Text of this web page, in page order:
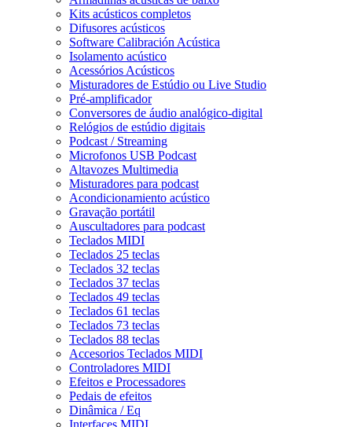
Kits acústicos completos
Difusores acústicos
Software Calibración Acústica
Isolamento acústico
Acessórios Acústicos
Misturadores de Estúdio ou Live Studio
Pré-amplificador
Conversores de áudio analógico-digital
Relógios de estúdio digitais
Podcast / Streaming
Microfonos USB Podcast
Altavozes Multimedia
Misturadores para podcast
Acondicionamiento acústico
Gravação portátil
Auscultadores para podcast
Teclados MIDI
Teclados 25 teclas
Teclados 32 teclas
Teclados 37 teclas
Teclados 49 teclas
Teclados 61 teclas
Teclados 73 teclas
Teclados 88 teclas
Accesorios Teclados MIDI
Controladores MIDI
Efeitos e Processadores
Pedais de efeitos
Dinâmica / Eq
Interfaces MIDI